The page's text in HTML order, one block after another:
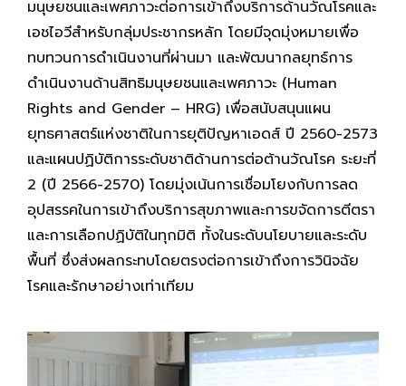
มนุษยชนและเพศภาวะต่อการเข้าถึงบริการด้านวัณโรคและ
เอชไอวีสำหรับกลุ่มประชากรหลัก โดยมีจุดมุ่งหมายเพื่อ
ทบทวนการดำเนินงานที่ผ่านมา และพัฒนากลยุทธ์การ
ดำเนินงานด้านสิทธิมนุษยชนและเพศภาวะ (Human
Rights and Gender – HRG) เพื่อสนับสนุนแผน
ยุทธศาสตร์แห่งชาติในการยุติปัญหาเอดส์ ปี 2560-2573
และแผนปฏิบัติการระดับชาติด้านการต่อต้านวัณโรค ระยะที่
2 (ปี 2566-2570) โดยมุ่งเน้นการเชื่อมโยงกับการลด
อุปสรรคในการเข้าถึงบริการสุขภาพและการขจัดการตีตรา
และการเลือกปฏิบัติในทุกมิติ ทั้งในระดับนโยบายและระดับ
พื้นที่ ซึ่งส่งผลกระทบโดยตรงต่อการเข้าถึงการวินิจฉัย
โรคและรักษาอย่างเท่าเทียม